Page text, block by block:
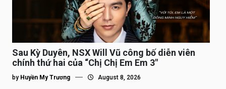
Sau Kỳ Duyên, NSX Will Vũ công bố diễn viên
chính thứ hai của “Chị Chị Em Em 3″
by Huyền My Trương August 8, 2026